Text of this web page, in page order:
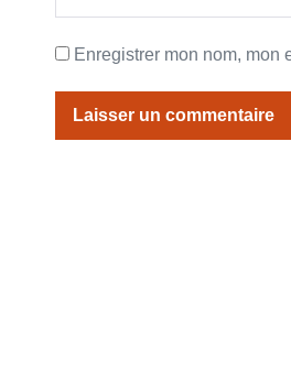
Enregistrer mon nom, mon